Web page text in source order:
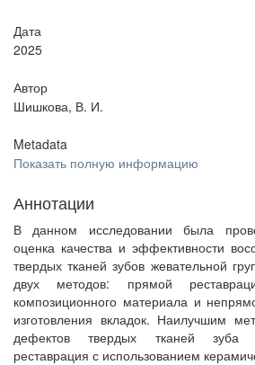
Дата
2025
Автор
Шишкова, В. И.
Metadata
Показать полную информацию
Аннотации
В данном исследовании была
оценка качества и эффективности
твердых тканей зубов жевательной
двух методов: прямой
композиционного материала и
изготовления вкладок. Наилучшим
дефектов твердых тканей зуба
реставрация с использованием